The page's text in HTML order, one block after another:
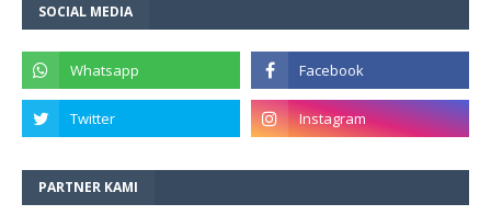
SOCIAL MEDIA
PARTNER KAMI